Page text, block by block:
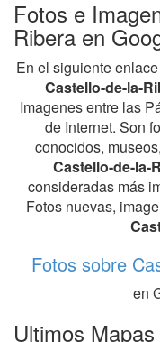
Fotos e
Ribera en
En el siguiente
Castello-de-la-
Imagenes entre las
de Internet. Son
conocidos,
Castello-de-la-
consideradas más
Fotos nuevas,
Fotos sobre
en
Ultimos